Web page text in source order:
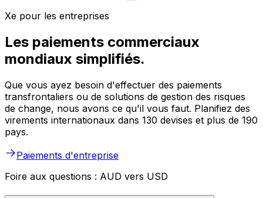
Xe pour les entreprises
Les paiements commerciaux
mondiaux simplifiés.
Que vous ayez besoin d'effectuer des paiements
transfrontaliers ou de solutions de gestion des risques
de change, nous avons ce qu'il vous faut. Planifiez des
virements internationaux dans 130 devises et plus de 190
pays.
Paiements d'entreprise
Foire aux questions : AUD vers USD